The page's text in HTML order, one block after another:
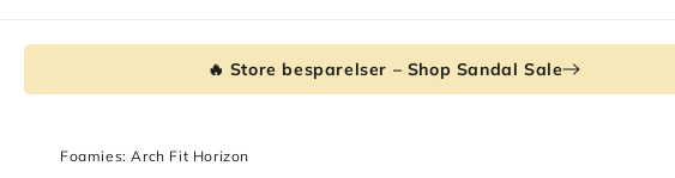
🔥 Store besparelser – Shop Sandal Sale
Foamies: Arch Fit Horizon